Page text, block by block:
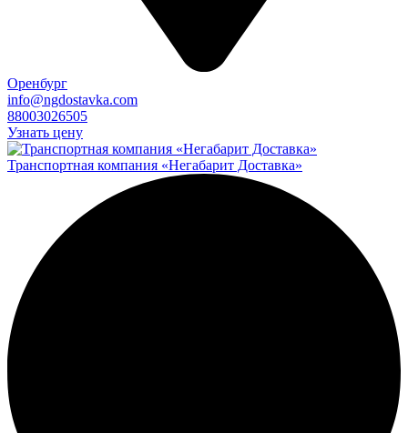
Оренбург
info@ngdostavka.com
88003026505
Узнать цену
Транспортная компания «Негабарит Доставка»